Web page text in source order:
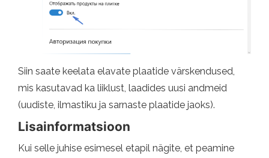
Siin saate keelata elavate plaatide värskendused,
mis kasutavad ka liiklust, laadides uusi andmeid
(uudiste, ilmastiku ja sarnaste plaatide jaoks).
Lisainformatsioon
Kui selle juhise esimesel etapil nägite, et peamine